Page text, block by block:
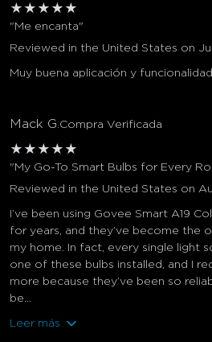
★ ★ ★ ★ ★
"Me encanta"
Reviewed in the United States on
Muy buena aplicación y funcionalidad.
Mack G. Compra Verificada
★ ★ ★ ★ ★
"My Go-To Smart Bulbs for Every
Reviewed in the United States on
I’ve been using Govee Smart A19
for years, and they’ve become the
my home. In fact, every single light
one of these bulbs installed, and I
more because they’ve been so
be...
Leer más